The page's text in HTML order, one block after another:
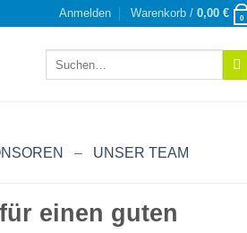
Anmelden Warenkorb / 0,00 € 0
– UNSER TEAM
einen guten